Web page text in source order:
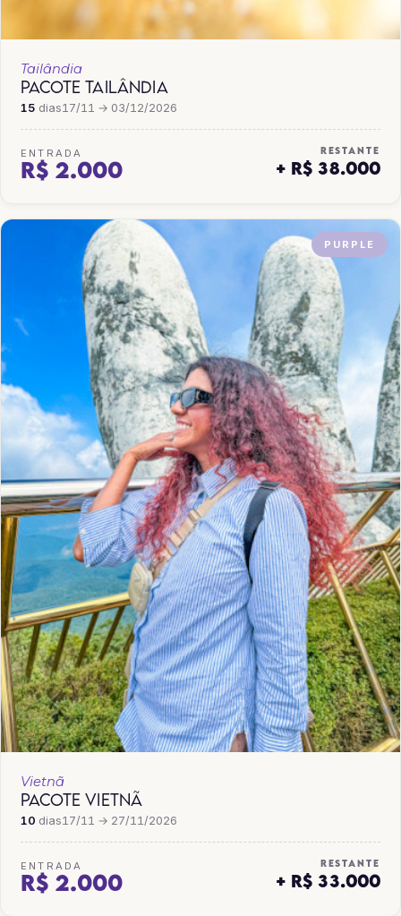
Tailândia
PACOTE TAILÂNDIA
15 dias17/11 → 03/12/2026
ENTRADA
R$ 2.000
RESTANTE
+ R$ 38.000
PURPLE
Vietnã
PACOTE VIETNÃ
10 dias17/11 → 27/11/2026
ENTRADA
R$ 2.000
RESTANTE
+ R$ 33.000